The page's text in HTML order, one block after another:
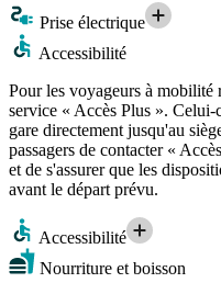
Prise électrique
Accessibilité
Pour les voyageurs à
service « Accès Plus ». Celui-
gare directement jusqu'au
passagers de contacter «
et de s'assurer que les
avant le départ prévu.
Accessibilité
Nourriture et boisson